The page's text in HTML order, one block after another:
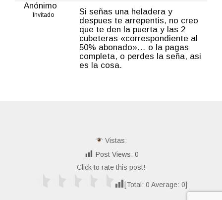
Anónimo
Invitado
Si señas una heladera y
despues te arrepentis, no creo
que te den la puerta y las 2
cubeteras «correspondiente al
50% abonado»… o la pagas
completa, o perdes la seña, asi
es la cosa.
Vistas:
Post Views: 0
Click to rate this post!
[Total: 0 Average: 0]